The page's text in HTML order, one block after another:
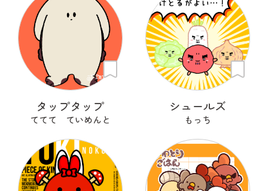
タップタップ
ててて ていめんと
シュールズ
もっち